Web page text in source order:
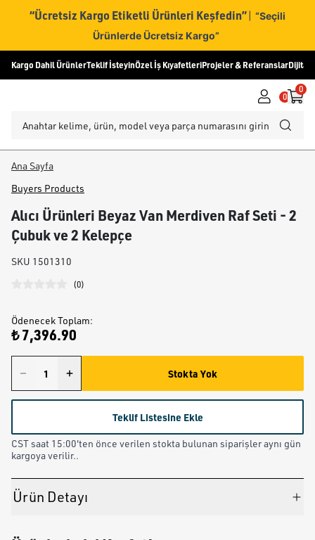
“Ücretsiz Kargo Etiketli Ürünleri Keşfedin” | “Seçili
Ürünlerde Ücretsiz Kargo”
Kargo Dahil ÜrünlerTeklif İsteyinÖzel İş KıyafetleriProjeler & ReferanslarDijital
0
0
Ana Sayfa
Buyers Products
Alıcı Ürünleri Beyaz Van Merdiven Raf Seti - 2
Çubuk ve 2 Kelepçe
SKU 1501310
(0)
Ödenecek Toplam:
₺ 7,396.90
Stokta Yok
Teklif Listesine Ekle
CST saat 15:00'ten önce verilen stokta bulunan siparişler aynı gün
kargoya verilir..
Ürün Detayı